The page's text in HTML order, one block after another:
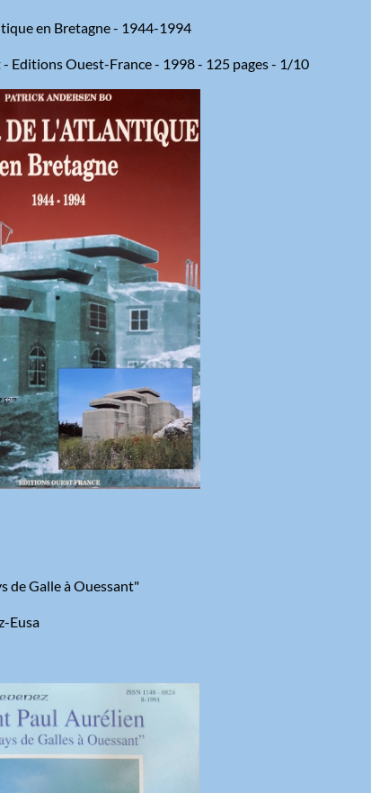
en Bretagne - 1944-1994
Editions Ouest-France - 1998 - 125 pages - 1/10
de Galle à Ouessant"
Eusa